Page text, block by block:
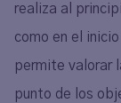
realiza al
como en el
permite valorar
punto de los